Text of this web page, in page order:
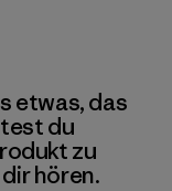
etwas, das
du
zu
hören.